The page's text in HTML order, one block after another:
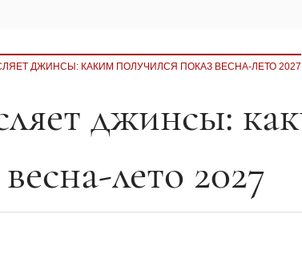
ДЖИНСЫ: КАКИМ ПОЛУЧИЛСЯ ПОКАЗ ВЕСНА-ЛЕТО 2027
джинсы:
лето 2027